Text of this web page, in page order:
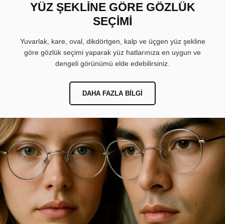
YÜZ ŞEKLİNE GÖRE GÖZLÜK
SEÇİMİ
Yuvarlak, kare, oval, dikdörtgen, kalp ve üçgen yüz şekline
göre gözlük seçimi yaparak yüz hatlarınıza en uygun ve
dengeli görünümü elde edebilirsiniz.
DAHA FAZLA BILGI